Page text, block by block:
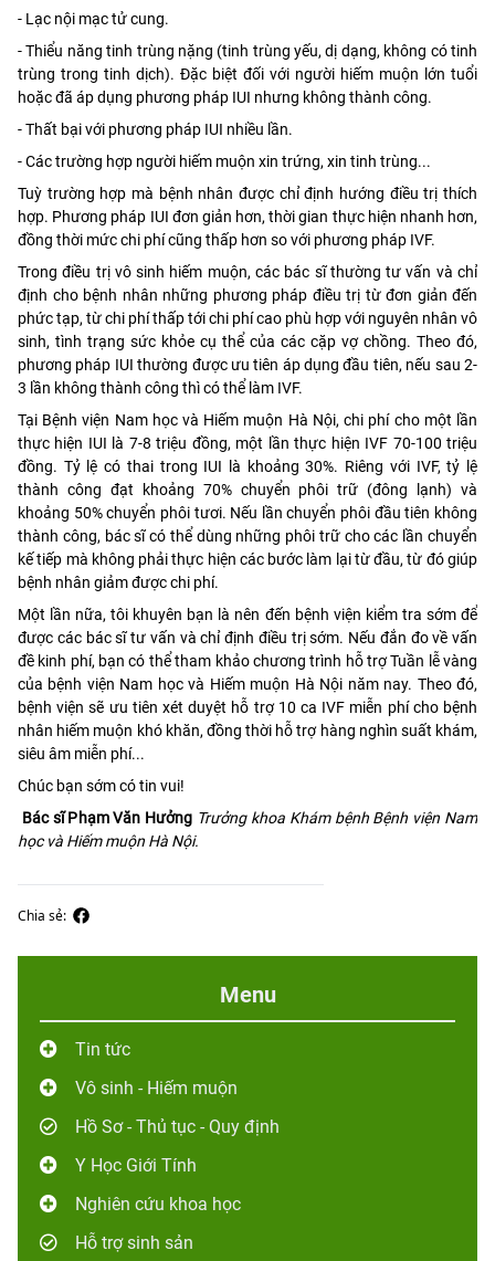
- Lạc nội mạc tử cung.
- Thiểu năng tinh trùng nặng (tinh trùng yếu, dị dạng, không có tinh
trùng trong tinh dịch). Đặc biệt đối với người hiếm muộn lớn tuổi
hoặc đã áp dụng phương pháp IUI nhưng không thành công.
- Thất bại với phương pháp IUI nhiều lần.
- Các trường hợp người hiếm muộn xin trứng, xin tinh trùng...
Tuỳ trường hợp mà bệnh nhân được chỉ định hướng điều trị thích
hợp. Phương pháp IUI đơn giản hơn, thời gian thực hiện nhanh hơn,
đồng thời mức chi phí cũng thấp hơn so với phương pháp IVF.
Trong điều trị vô sinh hiếm muộn, các bác sĩ thường tư vấn và chỉ
định cho bệnh nhân những phương pháp điều trị từ đơn giản đến
phức tạp, từ chi phí thấp tới chi phí cao phù hợp với nguyên nhân vô
sinh, tình trạng sức khỏe cụ thể của các cặp vợ chồng. Theo đó,
phương pháp IUI thường được ưu tiên áp dụng đầu tiên, nếu sau 2-
3 lần không thành công thì có thể làm IVF.
Tại Bệnh viện Nam học và Hiếm muộn Hà Nội, chi phí cho một lần
thực hiện IUI là 7-8 triệu đồng, một lần thực hiện IVF 70-100 triệu
đồng. Tỷ lệ có thai trong IUI là khoảng 30%. Riêng với IVF, tỷ lệ
thành công đạt khoảng 70% chuyển phôi trữ (đông lạnh) và
khoảng 50% chuyển phôi tươi. Nếu lần chuyển phôi đầu tiên không
thành công, bác sĩ có thể dùng những phôi trữ cho các lần chuyển
kế tiếp mà không phải thực hiện các bước làm lại từ đầu, từ đó giúp
bệnh nhân giảm được chi phí.
Một lần nữa, tôi khuyên bạn là nên đến bệnh viện kiểm tra sớm để
được các bác sĩ tư vấn và chỉ định điều trị sớm. Nếu đắn đo về vấn
đề kinh phí, bạn có thể tham khảo chương trình hỗ trợ Tuần lễ vàng
của bệnh viện Nam học và Hiếm muộn Hà Nội năm nay. Theo đó,
bệnh viện sẽ ưu tiên xét duyệt hỗ trợ 10 ca IVF miễn phí cho bệnh
nhân hiếm muộn khó khăn, đồng thời hỗ trợ hàng nghìn suất khám,
siêu âm miễn phí...
Chúc bạn sớm có tin vui!
Bác sĩ Phạm Văn Hưởng Trưởng khoa Khám bệnh Bệnh viện Nam
học và Hiếm muộn Hà Nội.
Chia sẻ:
Menu
Tin tức
Vô sinh - Hiếm muộn
Hồ Sơ - Thủ tục - Quy định
Y Học Giới Tính
Nghiên cứu khoa học
Hỗ trợ sinh sản